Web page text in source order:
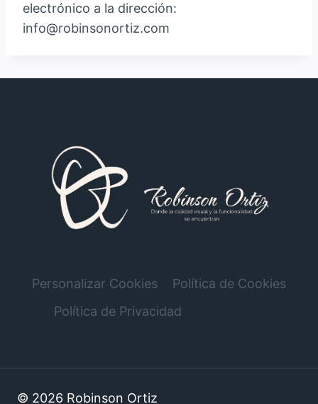
electrónico a la dirección:
info@robinsonortiz.com
Personalizar Cookies
Política de Cookies
Política de Privacidad
© 2026 Robinson Ortiz